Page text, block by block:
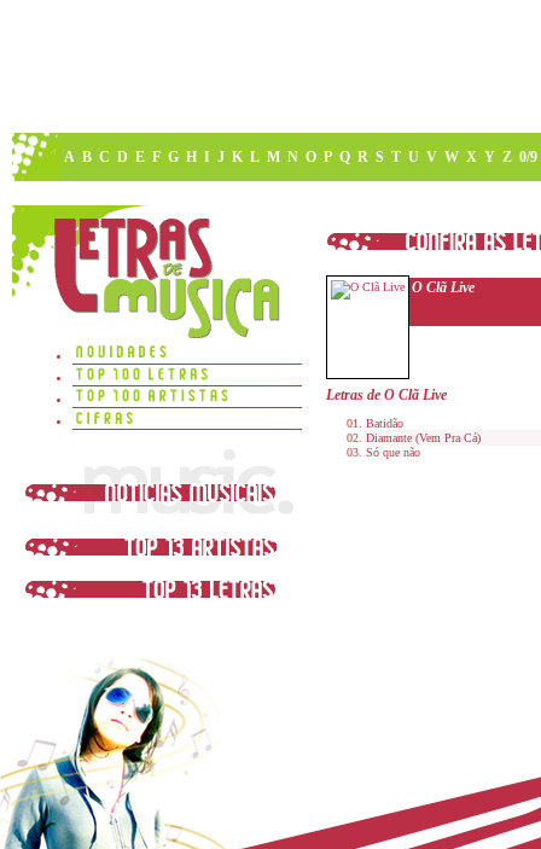
A B C D E F G H I J K L M N O P Q R S T U V W X Y Z 0/9
O Clã Live
Letras de O Clã Live
Batidão
Diamante (Vem Pra Cá)
Só que não